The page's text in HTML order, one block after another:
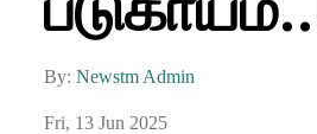
By: Newstm Admin
Fri, 13 Jun 2025